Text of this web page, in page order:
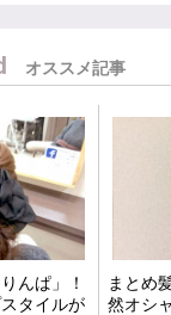
んぱ」！
タイルが
まとめ
然オシ